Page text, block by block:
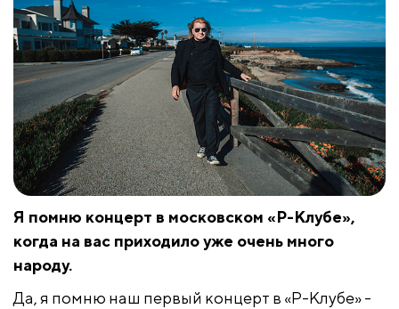
Я помню концерт в московском «Р-Клубе»,
когда на вас приходило уже очень много
народу.
Да, я помню наш первый концерт в «Р-Клубе» -